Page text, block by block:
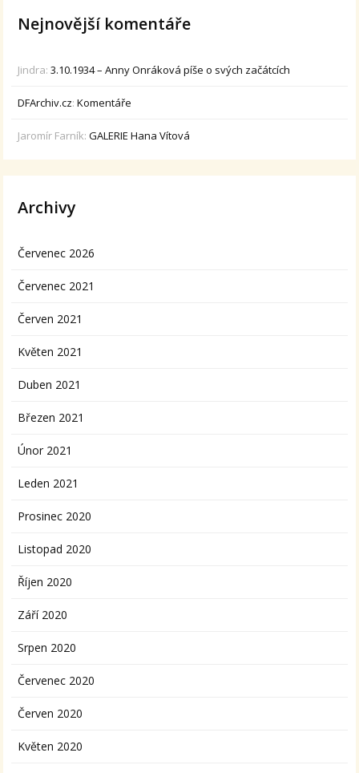
Nejnovější komentáře
Jindra:3.10.1934 – Anny Onráková píše o svých začátcích
DFArchiv.cz:Komentáře
Jaromír Farník:GALERIE Hana Vítová
Archivy
Červenec 2026
Červenec 2021
Červen 2021
Květen 2021
Duben 2021
Březen 2021
Únor 2021
Leden 2021
Prosinec 2020
Listopad 2020
Říjen 2020
Září 2020
Srpen 2020
Červenec 2020
Červen 2020
Květen 2020